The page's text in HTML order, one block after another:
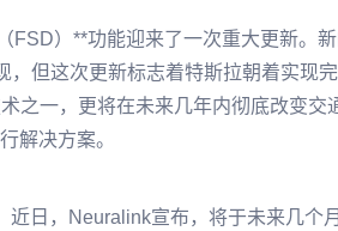
FSD）**功能迎来了一次重大更新。
但这次更新标志着特斯拉朝着实现
之一，更将在未来几年内彻底改变
解决方案。
近日，Neuralink宣布，将于未来几个